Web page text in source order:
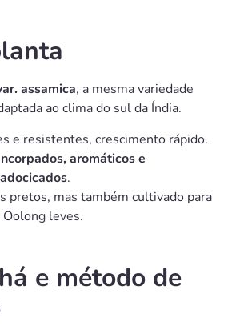
assamica, a mesma variedade
ao clima do sul da Índia.
e resistentes, crescimento rápido.
aromáticos e
.
pretos, mas também cultivado para
leves.
e método de